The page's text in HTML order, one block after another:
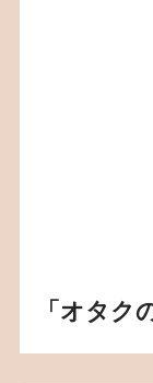
「オタク